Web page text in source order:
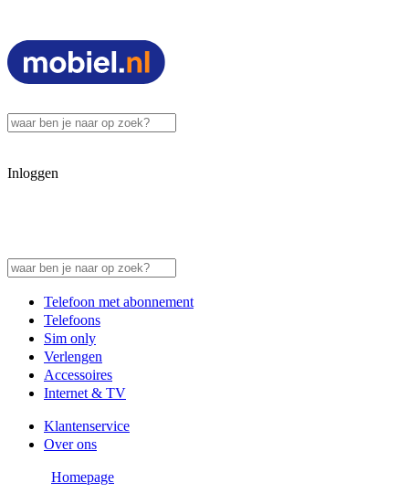
Inloggen
Telefoon met abonnement
Telefoons
Sim only
Verlengen
Accessoires
Internet & TV
Klantenservice
Over ons
Homepage